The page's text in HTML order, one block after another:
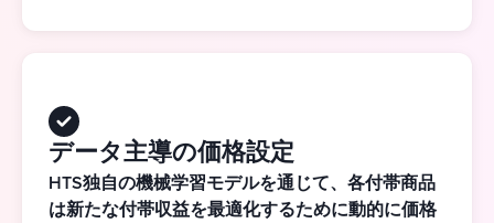
データ主導の価格設定
HTS独自の機械学習モデルを通じて、各付帯商品
は新たな付帯収益を最適化するために動的に価格